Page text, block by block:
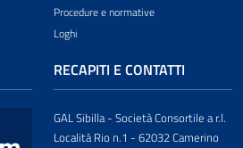
Procedure e normative
Loghi
RECAPITI E CONTATTI
GAL Sibilla - Società Consortile a r.l.
Località Rio n.1 - 62032 Camerino